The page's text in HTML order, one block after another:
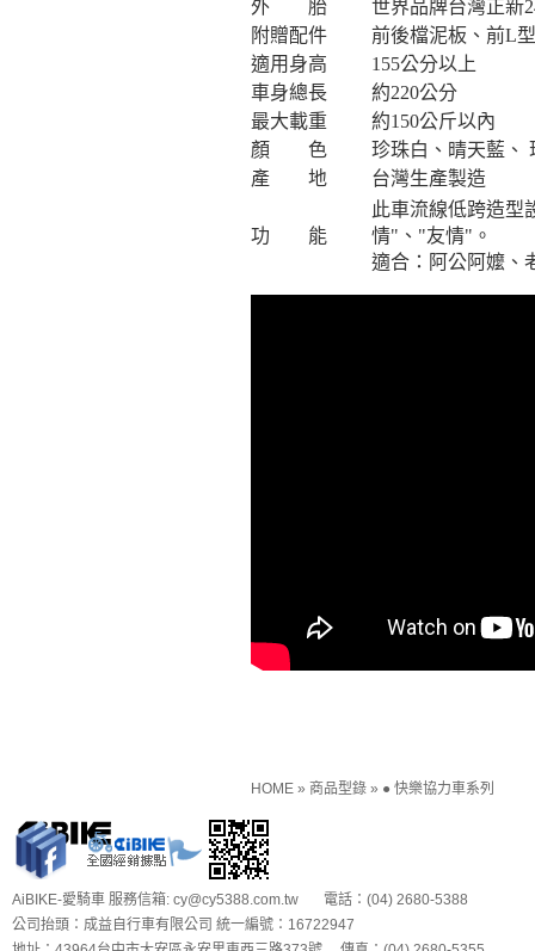
外 胎
世界品牌台灣正新
附贈配件
前後檔泥板、前L
適用身高
155公分以上
車身總長
約220公分
最大載重
約150公斤以內
顏 色
珍珠白、晴天藍
產 地
台灣生產製造
功 能
此車流線低跨造型
情"、"友情"。
適合：阿公阿嬤、
HOME » 商品型錄 » ● 快樂協力車系列
AiBIKE-愛騎車 服務信箱: cy@cy5388.com.tw 電話：(04) 2680-5388
公司抬頭：成益自行車有限公司 統一編號：16722947